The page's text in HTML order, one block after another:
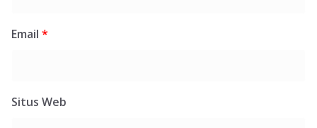
Email *
Situs Web